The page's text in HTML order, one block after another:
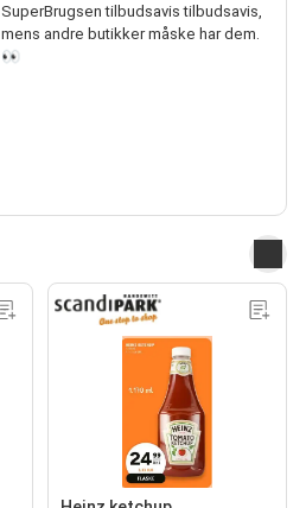
SuperBrugsen tilbudsavis tilbudsavis,
mens andre butikker måske har dem.
👀